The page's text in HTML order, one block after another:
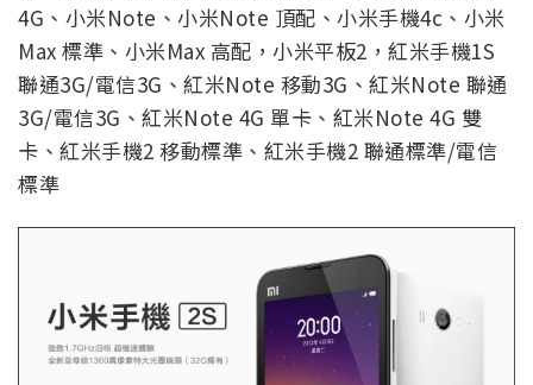
4G、小米Note、小米Note 頂配、小米手機4c、小米
Max 標準、小米Max 高配，小米平板2，紅米手機1S
聯通3G/電信3G、紅米Note 移動3G、紅米Note 聯通
3G/電信3G、紅米Note 4G 單卡、紅米Note 4G 雙
卡、紅米手機2 移動標準、紅米手機2 聯通標準/電信
標準